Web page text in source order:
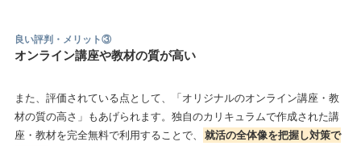
良い評判・メリット③
オンライン講座や教材の質が高い
また、評価されている点として、「オリジナルのオンライン講座・教
材の質の高さ」もあげられます。独自のカリキュラムで作成された講
座・教材を完全無料で利用することで、
就活の全体像を把握し対策で